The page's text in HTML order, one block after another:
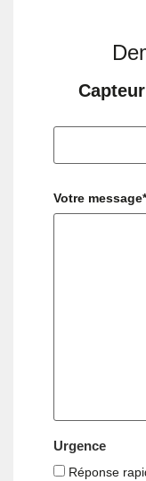
Votre message*
Urgence
Réponse